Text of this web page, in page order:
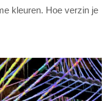
kleuren. Hoe verzin je